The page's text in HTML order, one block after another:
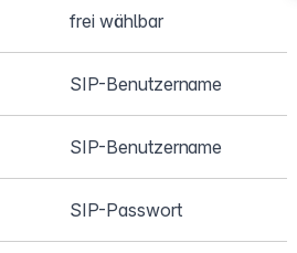
frei wählbar
SIP-Benutzername
SIP-Benutzername
SIP-Passwort